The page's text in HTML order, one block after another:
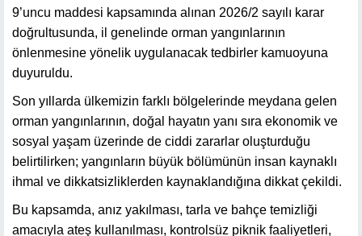
9’uncu maddesi kapsamında alınan 2026/2 sayılı karar
doğrultusunda, il genelinde orman yangınlarının
önlenmesine yönelik uygulanacak tedbirler kamuoyuna
duyuruldu.
Son yıllarda ülkemizin farklı bölgelerinde meydana gelen
orman yangınlarının, doğal hayatın yanı sıra ekonomik ve
sosyal yaşam üzerinde de ciddi zararlar oluşturduğu
belirtilirken; yangınların büyük bölümünün insan kaynaklı
ihmal ve dikkatsizliklerden kaynaklandığına dikkat çekildi.
Bu kapsamda, anız yakılması, tarla ve bahçe temizliği
amacıyla ateş kullanılması, kontrolsüz piknik faaliyetleri,